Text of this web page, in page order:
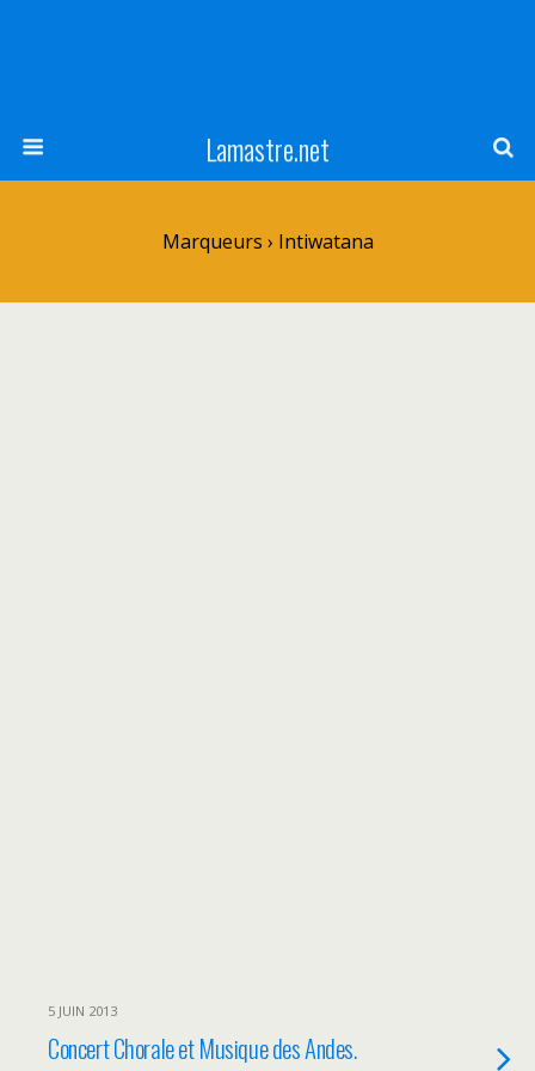
Lamastre.net
Marqueurs › Intiwatana
5 JUIN 2013
Concert Chorale et Musique des Andes.